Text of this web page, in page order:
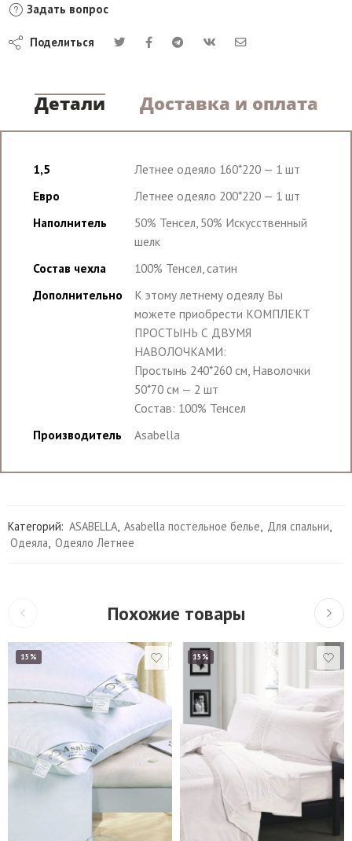
Задать вопрос
Поделиться
Детали Доставка и оплата
1,5
Летнее одеяло 160*220 — 1 шт
Евро
Летнее одеяло 200*220 — 1 шт
Наполнитель
50% Тенсел, 50% Искусственный
шелк
Состав чехла
100% Тенсел, сатин
Дополнительно
К этому летнему одеялу Вы
можете приобрести КОМПЛЕКТ
ПРОСТЫНЬ С ДВУМЯ
НАВОЛОЧКАМИ:
Простынь 240*260 см, Наволочки
50*70 см — 2 шт
Состав: 100% Тенсел
Производитель
Asabella
Категорий: ASABELLA, Asabella постельное белье, Для спальни,
Одеяла, Одеяло Летнее
Похожие товары
15%
Подушки 50*70 см.
15%
Наволочки 50х70 см
- 2 шт
Наволочки 70х70 см